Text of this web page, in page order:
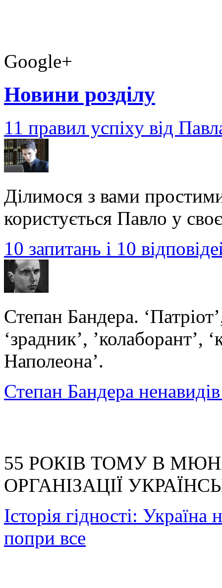
Google+
Новини розділу
11 правил успіху від
Ділимося з вами
користується Павло у
10 запитань і 10
Степан Бандера.
‘зрадник’, ’колаборант’,
Наполеона’.
Степан Бандера
55 РОКІВ ТОМУ В
ОРГАНІЗАЦІЇ
Історія гідності:
попри все